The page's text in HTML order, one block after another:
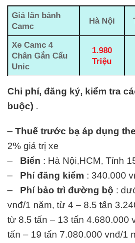
Giá lăn bánh
Camc
Hà Nội
Xe Camc 4
Chân Gắn Cẩu
Unic
1.980
Triệu
Chi phí, đăng ký, kiểm tra
buộc) .
– Thuế trước bạ áp dụng
2% giá trị xe
– Biển : Hà Nội,HCM, Tỉnh
– Phí đăng kiểm : 340.000
– Phí bảo trì đường bộ :
vnđ/1 năm, từ 4 – 8.5 tấn
từ 8.5 tấn – 13 tấn 4.680.000
tấn – 19 tấn 7.080.000 vnđ/1